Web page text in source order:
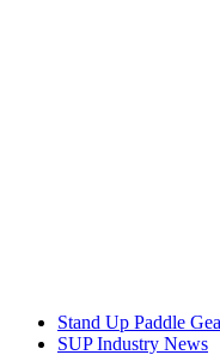
Stand Up Paddle
SUP Industry News